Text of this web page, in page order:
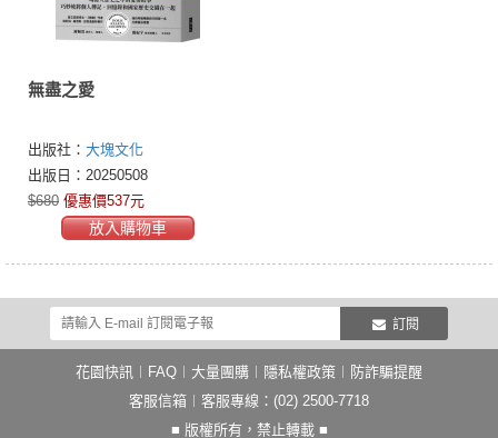
無盡之愛
出版社： 大塊文化
出版日：20250508
$680 優惠價537元
放入購物車
訂閱
花園快訊 FAQ 大量團購 隱私權政策
防詐騙提醒
客服信箱 ︱客服專線：(02) 2500-7718
■ 版權所有，禁止轉載 ■